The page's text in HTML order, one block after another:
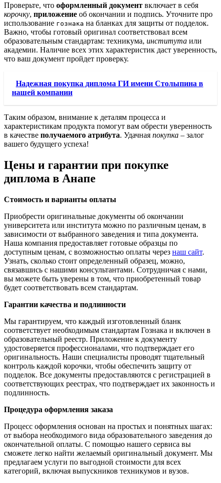
Проверьте, что оформленный документ включает в себя
корочку, приложение об окончании и подпись. Уточните про
использование гознака на бланках для защиты от подделок.
Важно, чтобы готовый оригинал соответствовал всем
образовательным стандартам: техникума, института или
академии. Наличие всех этих характеристик даст уверенность,
что ваш документ пройдет проверку.
Надежная покупка диплома ГИ имени Столыпина в
нашей компании
Таким образом, внимание к деталям процесса и
характеристикам продукта помогут вам обрести уверенность
в качестве получаемого атрибута. Удачная покупка – залог
вашего будущего успеха!
Цены и гарантии при покупке
диплома в Анапе
Стоимость и варианты оплаты
Приобрести оригинальные документы об окончании
университета или института можно по различным ценам, в
зависимости от выбранного заведения и типа документа.
Наша компания предоставляет готовые образцы по
доступным ценам, с возможностью оплаты через наш сайт.
Узнать, сколько стоит определенный образец, можно,
связавшись с нашими консультантами. Сотрудничая с нами,
вы можете быть уверены в том, что приобретенный товар
будет соответствовать всем стандартам.
Гарантии качества и подлинности
Мы гарантируем, что каждый изготовленный бланк
соответствует необходимым стандартам Гознака и включен в
образовательный реестр. Приложение к документу
удостоверяется профессионалами, что подтверждает его
оригинальность. Наши специалисты проводят тщательный
контроль каждой корочки, чтобы обеспечить защиту от
подделок. Все документы предоставляются с регистрацией в
соответствующих реестрах, что подтверждает их законность и
подлинность.
Процедура оформления заказа
Процесс оформления основан на простых и понятных шагах:
от выбора необходимого вида образовательного заведения до
окончательной оплаты. С помощью нашего сервиса вы
сможете легко найти желаемый оригинальный документ. Мы
предлагаем услуги по выгодной стоимости для всех
категорий, включая выпускников техникумов и вузов.